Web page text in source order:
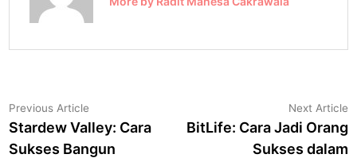
Navigasi
pos
Previous Article
article:
Stardew Valley: Cara
Sukses Bangun
Next Article
BitLife: Cara Jadi Orang
Sukses dalam